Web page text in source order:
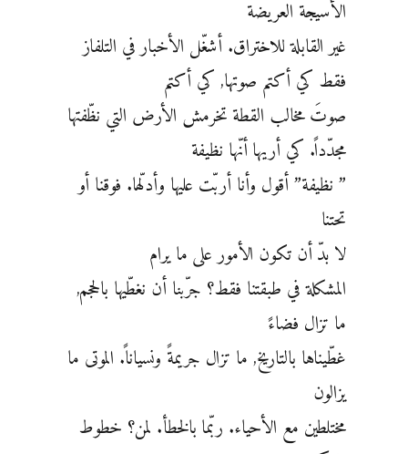
الأسيجة العريضة
غير القابلة للاختراق. أشغّل الأخبار في التلفاز
فقط كي أكتم صوتها, كي أكتم
صوتَ مخالب القطة تخرمش الأرض التي نظّفتها
مجدّداً. كي أريها أنّها نظيفة
” نظيفة” أقول وأنا أربّت عليها وأدلّها. فوقنا أو
تحتنا
لا بدّ أن تكون الأمور على ما يرام
المشكلة في طبقتنا فقط؟ جرّبنا أن نغطّيها بالحجم,
ما تزال فضاءً
غطّيناها بالتاريخ, ما تزال جريمةً ونسياناً. الموتى ما
يزالون
مختلطين مع الأحياء. ربّما بالخطأ. لمن؟ خطوط